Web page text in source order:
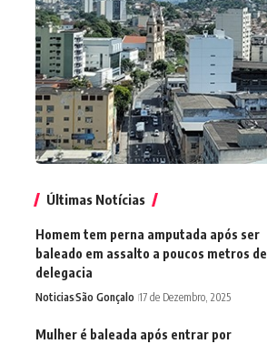
Últimas Notícias
Homem tem perna amputada após ser
baleado em assalto a poucos metros de
delegacia
NoticiasSão Gonçalo 17 de Dezembro, 2025
Mulher é baleada após entrar por